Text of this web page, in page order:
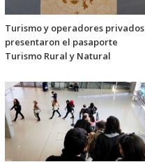
Turismo y operadores privados
presentaron el pasaporte
Turismo Rural y Natural